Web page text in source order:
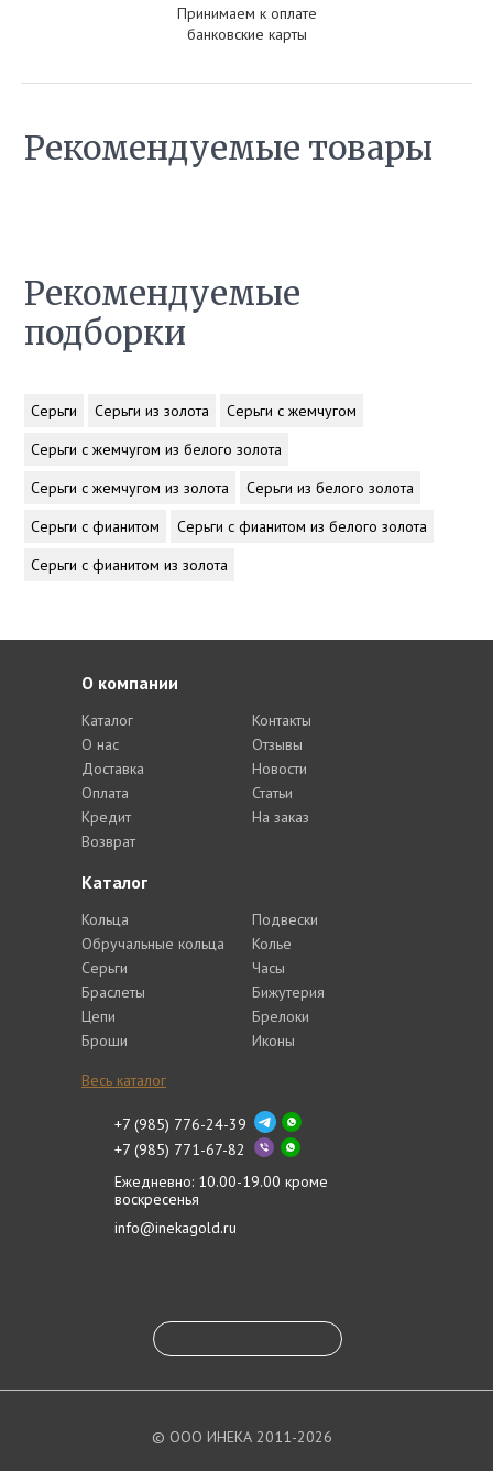
Принимаем к оплате
банковские карты
Рекомендуемые товары
Рекомендуемые
подборки
Серьги Серьги из золота
Серьги с жемчугом
Серьги с жемчугом из белого золота
Серьги с жемчугом из золота
Серьги из белого золота
Серьги с фианитом
Серьги с фианитом из белого золота
Серьги с фианитом из золота
Каталог
Кольца
Обручальные кольца
Серьги
Браслеты
Цепи
Броши
Подвески
Колье
Часы
Бижутерия
Брелоки
Иконы
Весь каталог
О компании
Каталог
О нас
Доставка
Оплата
Кредит
Возврат
Контакты
Отзывы
Новости
Статьи
На заказ
+7 (985) 776-24-39
+7 (985) 771-67-82
Ежедневно: 10.00-19.00 кроме
воскресенья
info@inekagold.ru
© ООО ИНЕКА 2011-2026